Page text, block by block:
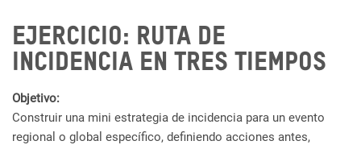
Ejercicio: Ruta de
incidencia en tres tiempos
Objetivo:
Construir una mini estrategia de incidencia para un evento
regional o global específico, definiendo acciones antes,